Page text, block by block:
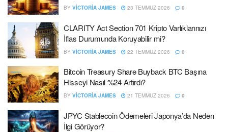
BY VICTORIA JAMES 23 TEMMUZ 2026 0
CLARITY Act Section 701 Kripto Varlıklarınızı
İflas Durumunda Koruyabilir mi?
BY VICTORIA JAMES 22 TEMMUZ 2026 0
Bitcoin Treasury Share Buyback BTC Başına
Hisseyi Nasıl %24 Artırdı?
BY VICTORIA JAMES 21 TEMMUZ 2026 0
JPYC Stablecoin Ödemeleri Japonya’da Neden
İlgi Görüyor?